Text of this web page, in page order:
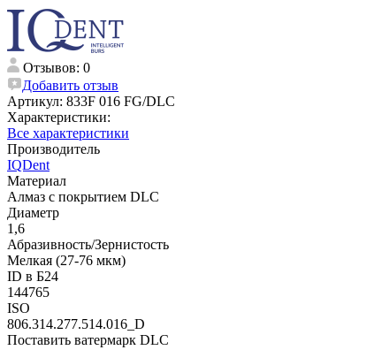
Отзывов: 0
Добавить отзыв
Артикул: 833F 016 FG/DLC
Характеристики:
Все характеристики
Производитель
IQDent
Материал
Алмаз с покрытием DLC
Диаметр
1,6
Абразивность/Зернистость
Мелкая (27-76 мкм)
ID в Б24
144765
ISO
806.314.277.514.016_D
Поставить ватермарк DLC